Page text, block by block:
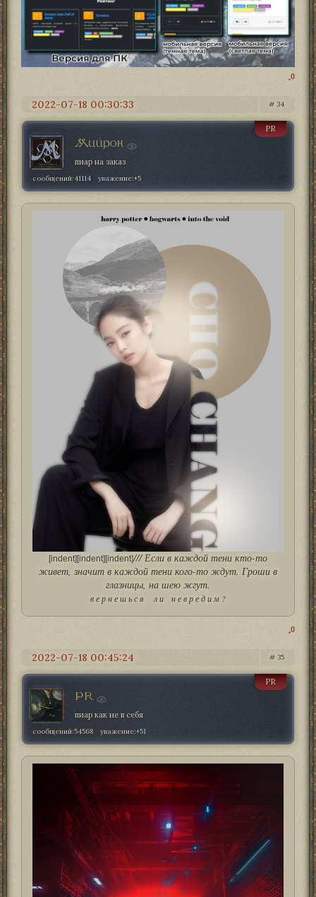
0
34
2022-07-18 00:30:33
Мийрон
PR
пиар на заказ
сообщений:41114 уважение:+5
[indent][indent][indent]/// Если в каждой тени кто-то
живет, значит в каждой тени кого-то ждут. Гроши в
глазницы, на шею жгут.
в е р н е ш ь с я л и н е в р е д и м ?
0
35
2022-07-18 00:45:24
PR
PR
пиар как не в себя
сообщений:54568 уважение:+51